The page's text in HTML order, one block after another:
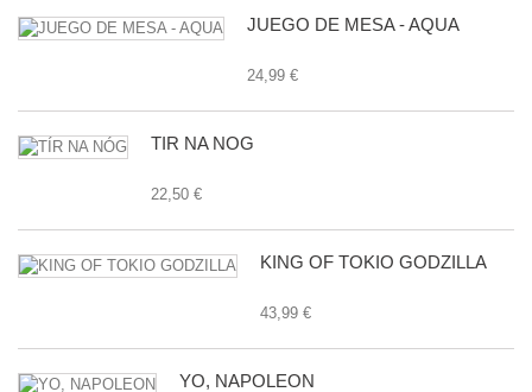
JUEGO DE MESA - AQUA
24,99 €
TÍR NA NÓG
22,50 €
KING OF TOKIO GODZILLA
43,99 €
YO, NAPOLEON